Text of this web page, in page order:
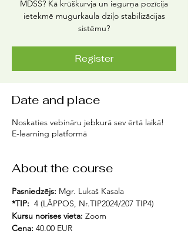
MDSS? Kā krūškurvja un iegurņa pozīcija
ietekmē mugurkaula dziļo stabilizācijas
sistēmu?
Register
Date and place
Noskaties vebināru jebkurā sev ērtā laikā!
E-learning platformā
About the course
Pasniedzējs: Mgr. Lukaš Kasala
*TIP: 4 (LĀPPOS, Nr.TIP2024/207 TIP4)
Kursu norises vieta: Zoom
Cena: 40.00 EUR